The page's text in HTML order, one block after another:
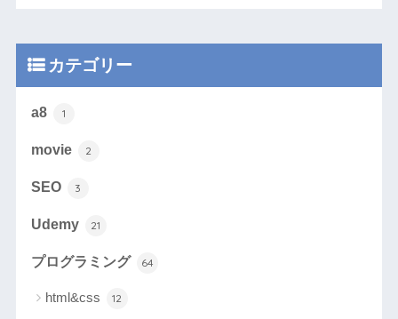
カテゴリー
a8 1
movie 2
SEO 3
Udemy 21
プログラミング 64
html&css 12